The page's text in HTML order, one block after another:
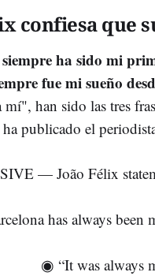
confiesa que
ha sido mi
fue mi sueño
mí", han sido las tres
publicado el
— João Félix
has always been
◉ “It was always